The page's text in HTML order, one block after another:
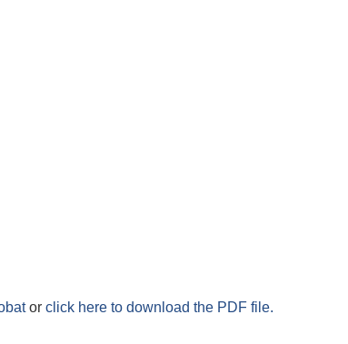
or click here to download the PDF file.